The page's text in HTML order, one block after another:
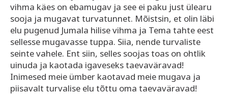
vihma käes on ebamugav ja see ei paku just ülearu
sooja ja mugavat turvatunnet. Mõistsin, et olin läbi
elu pugenud Jumala hilise vihma ja Tema tahte eest
sellesse mugavasse tuppa. Siia, nende turvaliste
seinte vahele. Ent siin, selles soojas toas on ohtlik
uinuda ja kaotada igaveseks taevaväravad!
Inimesed meie ümber kaotavad meie mugava ja
piisavalt turvalise elu tõttu oma taevaväravad!